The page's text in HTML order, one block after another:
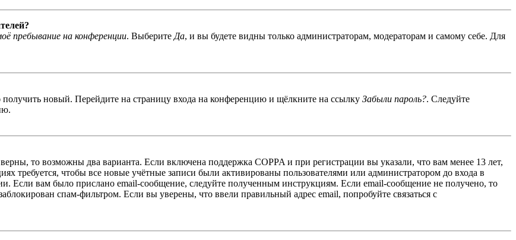
пребывание на конференции. Выберите Да, и вы будете видны только администраторам, модераторам и самому себе. Для
новый. Перейдите на страницу входа на конференцию и щёлкните на ссылку Забыли пароль?. Следуйте
то возможны два варианта. Если включена поддержка COPPA и при регистрации вы указали, что вам менее 13 лет,
требуется, чтобы все новые учётные записи были активированы пользователями или администратором до входа в
Если вам было прислано email-сообщение, следуйте полученным инструкциям. Если email-сообщение не получено, то
спам-фильтром. Если вы уверены, что ввели правильный адрес email, попробуйте связаться с